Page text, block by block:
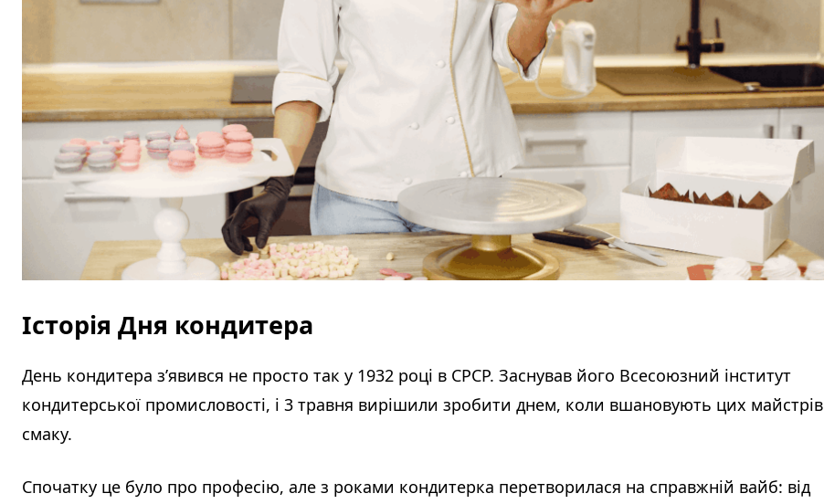
Історія Дня кондитера
День кондитера з’явився не просто так у 1932 році в СРСР. Заснував його Всесоюзний інститут
кондитерської промисловості, і 3 травня вирішили зробити днем, коли вшановують цих майстрів
смаку.
Спочатку це було про професію, але з роками кондитерка перетворилася на справжній вайб: від